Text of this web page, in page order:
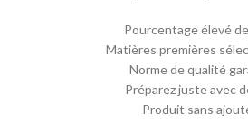
Pourcentage élevé
Matières premières
Norme de qualité
Préparez juste avec
Produit sans